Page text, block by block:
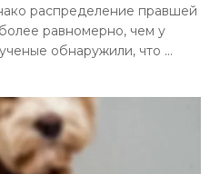
распределение правшей
равномерно, чем у
обнаружили, что ...